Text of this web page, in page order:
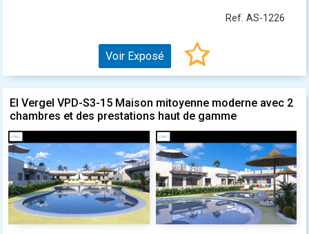
Ref. AS-1226
Voir Exposé
El Vergel VPD-S3-15 Maison mitoyenne moderne avec 2
chambres et des prestations haut de gamme